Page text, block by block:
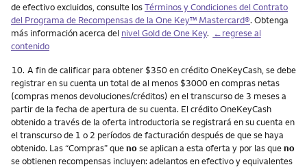
de efectivo excluidos, consulte losTérminos y Condiciones del Contrato
del Programa de Recompensas de la One Key™ Mastercard®. Obtenga
más información acerca del nivel Gold de One Key. ←regrese al
contenido
Nota
10. A fin de calificar para obtener $350 en crédito OneKeyCash, se debe
registrar en su cuenta un total de al menos $3000 en compras netas
(compras menos devoluciones/créditos) en el transcurso de 3 meses a
partir de la fecha de apertura de su cuenta. El crédito OneKeyCash
obtenido a través de la oferta introductoria se registrará en su cuenta en
el transcurso de 1 o 2 períodos de facturación después de que se haya
obtenido. Las “Compras” quenose aplican a esta oferta y por las queno
se obtienen recompensas incluyen: adelantos en efectivo y equivalentes